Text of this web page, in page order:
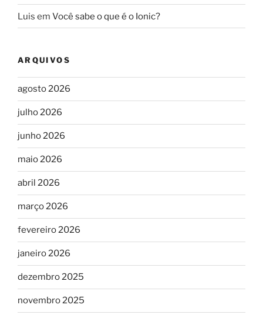
Luis em Você sabe o que é o Ionic?
ARQUIVOS
agosto 2026
julho 2026
junho 2026
maio 2026
abril 2026
março 2026
fevereiro 2026
janeiro 2026
dezembro 2025
novembro 2025